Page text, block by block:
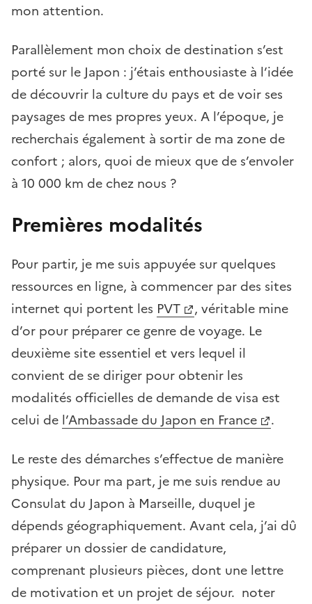
mon attention.
Parallèlement mon choix de destination s’est
porté sur le Japon : j’étais enthousiaste à l’idée
de découvrir la culture du pays et de voir ses
paysages de mes propres yeux. A l’époque, je
recherchais également à sortir de ma zone de
confort ; alors, quoi de mieux que de s’envoler
à 10 000 km de chez nous ?
Premières modalités
Pour partir, je me suis appuyée sur quelques
ressources en ligne, à commencer par des sites
internet qui portent les PVT
, véritable mine
d’or pour préparer ce genre de voyage. Le
deuxième site essentiel et vers lequel il
convient de se diriger pour obtenir les
modalités officielles de demande de visa est
celui de l’Ambassade du Japon en France .
Le reste des démarches s’effectue de manière
physique. Pour ma part, je me suis rendue au
Consulat du Japon à Marseille, duquel je
dépends géographiquement. Avant cela, j’ai dû
préparer un dossier de candidature,
comprenant plusieurs pièces, dont une lettre
de motivation et un projet de séjour. noter